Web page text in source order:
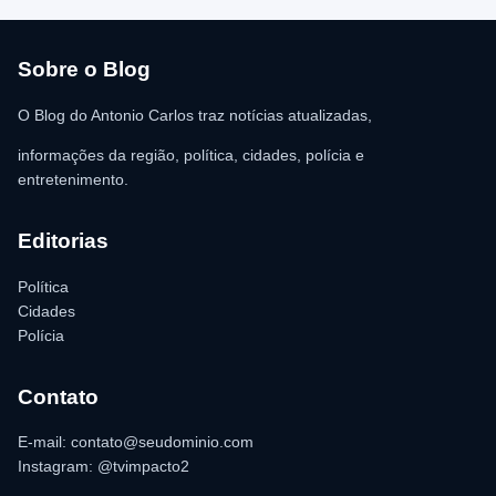
para as providências legais.
Sobre o Blog
O Blog do Antonio Carlos traz notícias atualizadas,
informações da região, política, cidades, polícia e
entretenimento.
Editorias
Política
Cidades
Polícia
Contato
E-mail: contato@seudominio.com
Instagram: @tvimpacto2